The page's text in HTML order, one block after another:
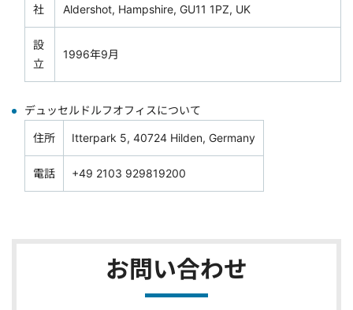
社
Aldershot, Hampshire, GU11 1PZ, UK
設
立
1996年9月
デュッセルドルフオフィスについて
住所 Itterpark 5, 40724 Hilden, Germany
電話 +49 2103 929819200
お問い合わせ